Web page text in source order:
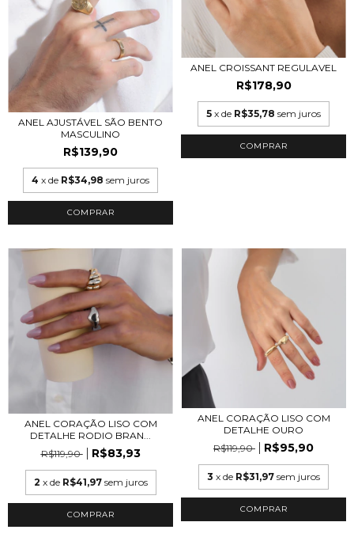
ANEL AJUSTÁVEL SÃO BENTO
MASCULINO
R$139,90
4 x de R$34,98 sem juros
ANEL CROISSANT REGULAVEL
R$178,90
5 x de R$35,78 sem juros
COMPRAR
ANEL CORAÇÃO LISO COM
DETALHE RODIO BRAN...
R$119,90
R$83,93
2 x de R$41,97 sem juros
COMPRAR
ANEL CORAÇÃO LISO COM
DETALHE OURO
R$119,90
R$95,90
3 x de R$31,97 sem juros
COMPRAR